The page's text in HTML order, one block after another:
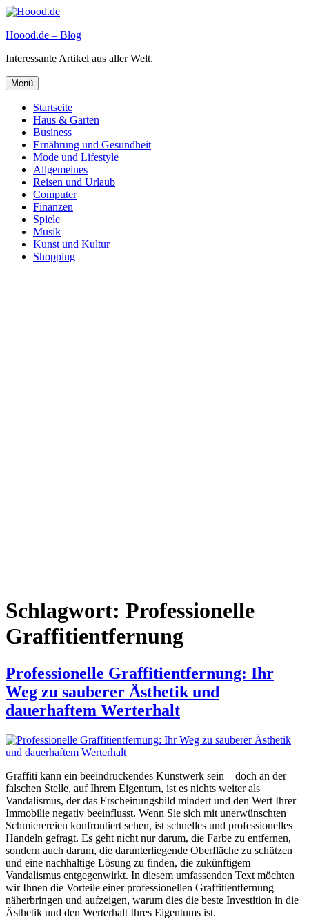
Zum
springen
Hoood.de – Blog
Interessante Artikel aus aller Welt.
Menü
Startseite
Haus & Garten
Business
Ernährung und Gesundheit
Mode und Lifestyle
Allgemeines
Reisen und Urlaub
Computer
Finanzen
Spiele
Musik
Kunst und Kultur
Shopping
Schlagwort: Professionelle
Graffitientfernung
Professionelle Graffitientfernung: Ihr
Weg zu sauberer Ästhetik und
dauerhaftem Werterhalt
Graffiti kann ein beeindruckendes Kunstwerk sein – doch an der
falschen Stelle, auf Ihrem Eigentum, ist es nichts weiter als
Vandalismus, der das Erscheinungsbild mindert und den Wert Ihrer
Immobilie negativ beeinflusst. Wenn Sie sich mit unerwünschten
Schmierereien konfrontiert sehen, ist schnelles und professionelles
Handeln gefragt. Es geht nicht nur darum, die Farbe zu entfernen,
sondern auch darum, die darunterliegende Oberfläche zu schützen
und eine nachhaltige Lösung zu finden, die zukünftigem
Vandalismus entgegenwirkt. In diesem umfassenden Text möchten
wir Ihnen die Vorteile einer professionellen Graffitientfernung
näherbringen und aufzeigen, warum dies die beste Investition in die
Ästhetik und den Werterhalt Ihres Eigentums ist.